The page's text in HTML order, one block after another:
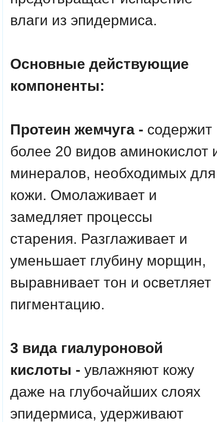
влаги из эпидермиса.
Основные действующие
компоненты:
Протеин жемчуга - содержит
более 20 видов аминокислот
минералов, необходимых для
кожи. Омолаживает и
замедляет процессы
старения. Разглаживает и
уменьшает глубину морщин,
выравнивает тон и осветляет
пигментацию.
3 вида гиалуроновой
кислоты - увлажняют кожу
даже на глубочайших слоях
эпидермиса, удерживают